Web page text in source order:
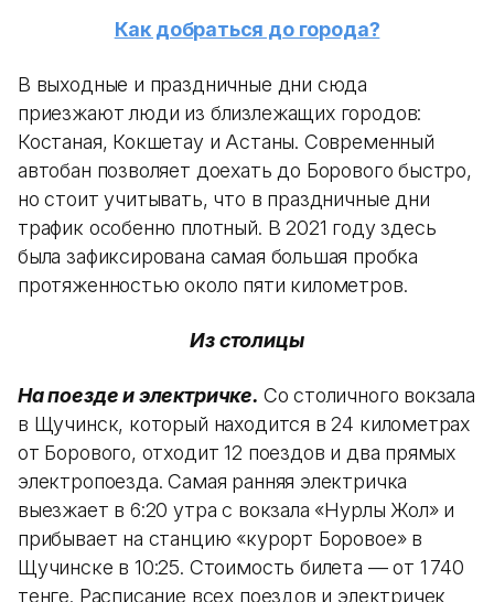
Как добраться до города?
В выходные и праздничные дни сюда
приезжают люди из близлежащих городов:
Костаная, Кокшетау и Астаны. Современный
автобан позволяет доехать до Борового быстро,
но стоит учитывать, что в праздничные дни
трафик особенно плотный. В 2021 году здесь
была зафиксирована самая большая пробка
протяженностью около пяти километров.
Из столицы
На поезде и электричке. Со столичного вокзала
в Щучинск, который находится в 24 километрах
от Борового, отходит 12 поездов и два прямых
электропоезда. Самая ранняя электричка
выезжает в 6:20 утра с вокзала «Нурлы Жол» и
прибывает на станцию «курорт Боровое» в
Щучинске в 10:25. Стоимость билета — от 1 740
тенге. Расписание всех поездов и электричек